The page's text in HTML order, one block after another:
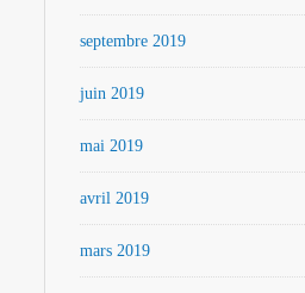
septembre 2019
juin 2019
mai 2019
avril 2019
mars 2019